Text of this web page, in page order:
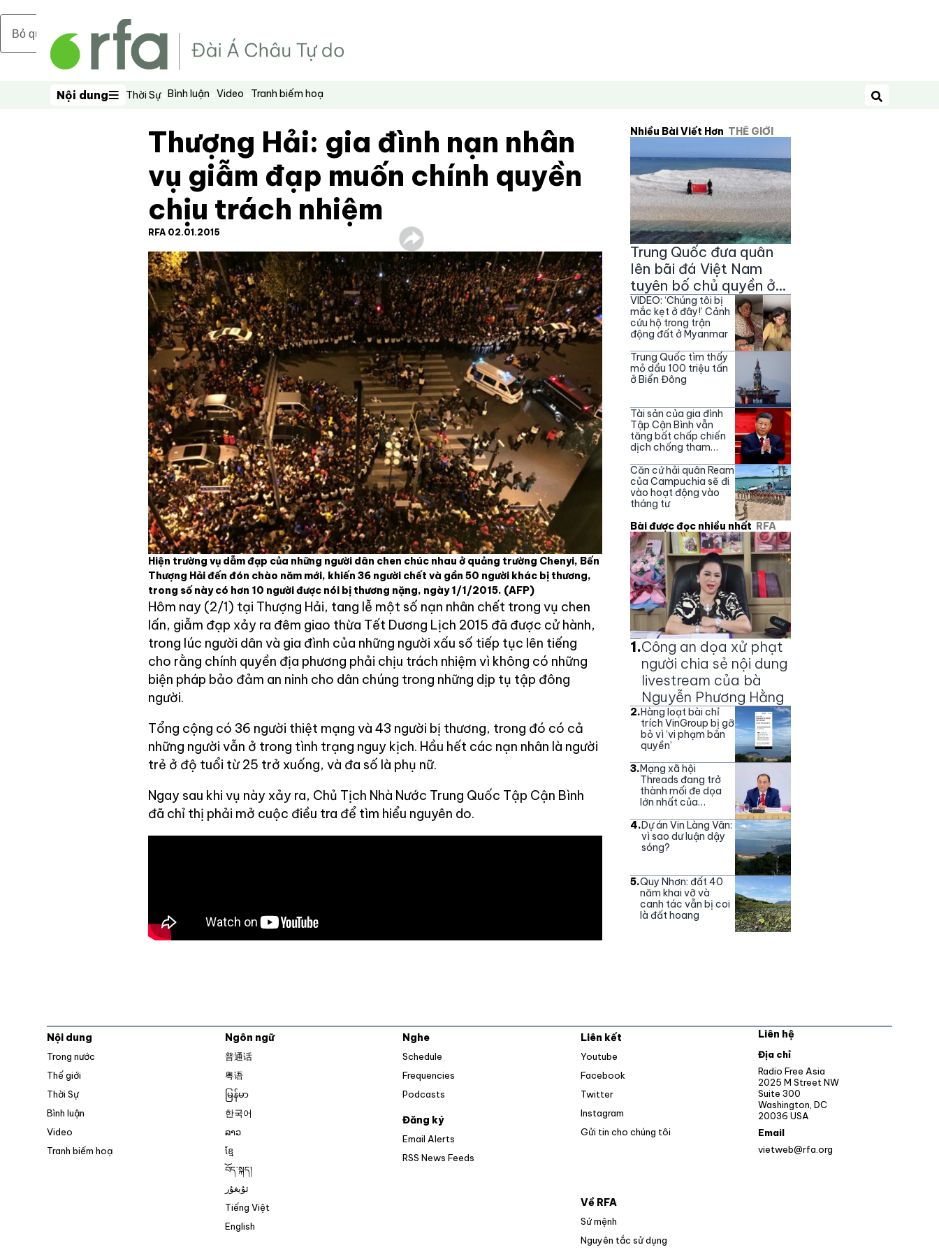
Bỏ qua nội dung chính
Nội dung
Nội dung Thời Sự Bình luận Video Tranh biếm hoạ
Tìm kiếm
Thượng Hải: gia đình nạn nhân
vụ giẫm đạp muốn chính quyền
chịu trách nhiệm
RFA 02.01.2015
Hiện trường vụ dẫm đạp của những người dân chen chúc nhau ở quảng trường Chenyi, Bến
Thượng Hải đến đón chào năm mới, khiến 36 người chết và gần 50 người khác bị thương,
trong số này có hơn 10 người được nói bị thương nặng, ngày 1/1/2015. (AFP)
Hôm nay (2/1) tại Thượng Hải, tang lễ một số nạn nhân chết trong vụ chen
lấn, giẫm đạp xảy ra đêm giao thừa Tết Dương Lịch 2015 đã được cử hành,
trong lúc người dân và gia đình của những người xấu số tiếp tục lên tiếng
cho rằng chính quyền địa phương phải chịu trách nhiệm vì không có những
biện pháp bảo đảm an ninh cho dân chúng trong những dịp tụ tập đông
người.
Tổng cộng có 36 người thiệt mạng và 43 người bị thương, trong đó có cả
những người vẫn ở trong tình trạng nguy kịch. Hầu hết các nạn nhân là người
trẻ ở độ tuổi từ 25 trở xuống, và đa số là phụ nữ.
Ngay sau khi vụ này xảy ra, Chủ Tịch Nhà Nước Trung Quốc Tập Cận Bình
đã chỉ thị phải mở cuộc điều tra để tìm hiểu nguyên do.
Nhiều Bài Viết Hơn THẾ GIỚI
Trung Quốc đưa quân
lên bãi đá Việt Nam
tuyên bố chủ quyền ở
Trường Sa
VIDEO: ‘Chúng tôi bị
mắc kẹt ở đây!’ Cảnh
cứu hộ trong trận
động đất ở Myanmar
Trung Quốc tìm thấy
mỏ dầu 100 triệu tấn
ở Biển Đông
Tài sản của gia đình
Tập Cận Bình vẫn
tăng bất chấp chiến
dịch chống tham
Căn cứ hải quân Ream
của Campuchia sẽ đi
vào hoạt động vào
tháng tư
Bài được đọc nhiều nhất RFA
1.Công an dọa xử phạt
người chia sẻ nội dung
livestream của bà
Nguyễn Phương Hằng
2.Hàng loạt bài chỉ
trích VinGroup bị gỡ
bỏ vì ‘vi phạm bản
quyền’
3.Mạng xã hội
Threads đang trở
thành mối đe dọa
lớn nhất của
4.Dự án Vin Làng Vân:
vì sao dư luận dậy
sóng?
5.Quy Nhơn: đất 40
năm khai vỡ và
canh tác vẫn bị coi
là đất hoang
Nội dung
Trong nước
Thế giới
Thời Sự
Bình luận
Video
Tranh biếm hoạ
Ngôn ngữ
普通话
粤语
မြန်မာ
한국어
ລາວ
ខ្មែ
བོད་སྐད།
ئۇيغۇر
Tiếng Việt
English
Nghe
Schedule
Frequencies
Podcasts
Đăng ký
Email Alerts
RSS News Feeds
Liên kết
Youtube
Facebook
Twitter
Instagram
Gửi tin cho chúng tôi
Về RFA
Sứ mệnh
Nguyên tắc sử dụng
Liên hệ
Địa chỉ
Radio Free Asia
2025 M Street NW
Suite 300
Washington, DC
20036 USA
Email
vietweb@rfa.org